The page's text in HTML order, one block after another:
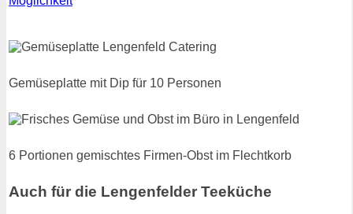
Gemüseplatte mit Dip für 10 Personen
6 Portionen gemischtes Firmen-Obst im Flechtkorb
Auch für die Lengenfelder Teeküche